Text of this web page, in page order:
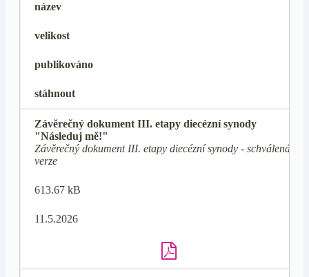
název
velikost
publikováno
stáhnout
Závěrečný dokument III. etapy diecézní synody
"Následuj mě!"
Závěrečný dokument III. etapy diecézní synody - schválená
verze
613.67 kB
11.5.2026